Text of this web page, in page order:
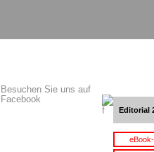
Besuchen Sie uns auf
Facebook
Editorial